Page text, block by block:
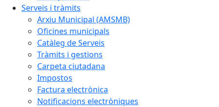
Serveis i tràmits
Arxiu Municipal (AMSMB)
Oficines municipals
Catàleg de Serveis
Tràmits i gestions
Carpeta ciutadana
Impostos
Factura electrònica
Notificacions electròniques